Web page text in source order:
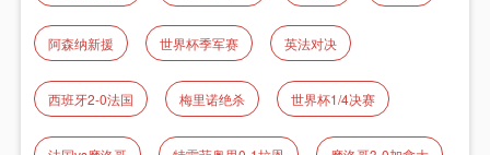
阿森纳新援 世界杯季军赛 英法对决
西班牙2-0法国 梅里诺绝杀 世界杯1/4决赛